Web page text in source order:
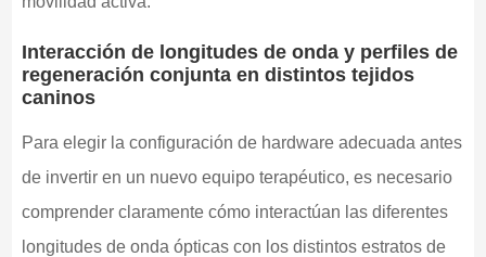
Interacción de longitudes de onda y perfiles de
regeneración conjunta en distintos tejidos
caninos
Para elegir la configuración de hardware adecuada antes
de invertir en un nuevo equipo terapéutico, es necesario
comprender claramente cómo interactúan las diferentes
longitudes de onda ópticas con los distintos estratos de